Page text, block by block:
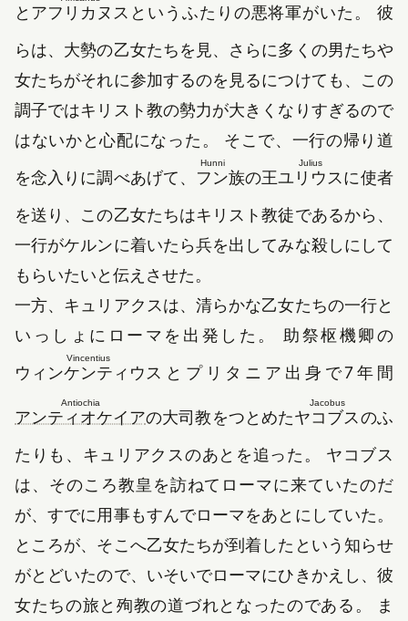
と アフリカヌス というふたりの悪将軍がいた。 彼
らは、大勢の乙女たちを見、さらに多くの男たちや
女たちがそれに参加するのを見るにつけても、この
調子ではキリスト教の勢力が大きくなりすぎるので
はないかと心配になった。 そこで、一行の帰り道
を念入りに調べあげて、 フン
Hunni
族の王ユリウス
Julius
に使者
を送り、この乙女たちはキリスト教徒であるから、
一行がケルンに着いたら兵を出してみな殺しにして
もらいたいと伝えさせた。
一方、キュリアクスは、清らかな乙女たちの一行と
いっしょにローマを出発した。 助祭枢機卿の
ウィンケンティウス
Vincentius
とプリタニア出身で7年間
アンティオケイア
Antiochia
の大司教をつとめたヤコブス
Jacobus
のふ
たりも、キュリアクスのあとを追った。 ヤコブス
は、そのころ教皇を訪ねてローマに来ていたのだ
が、すでに用事もすんでローマをあとにしていた。
ところが、そこへ乙女たちが到着したという知らせ
がとどいたので、いそいでローマにひきかえし、彼
女たちの旅と殉教の道づれとなったのである。 ま